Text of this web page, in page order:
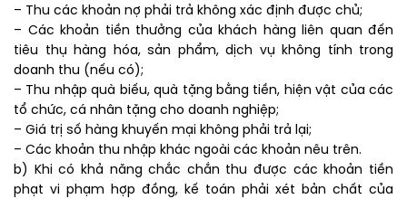
– Thu các khoản nợ phải trả không xác định được chủ;
– Các khoản tiền thưởng của khách hàng liên quan đến
tiêu thụ hàng hóa, sản phẩm, dịch vụ không tính trong
doanh thu (nếu có);
– Thu nhập quà biếu, quà tặng bằng tiền, hiện vật của các
tổ chức, cá nhân tặng cho doanh nghiệp;
– Giá trị số hàng khuyến mại không phải trả lại;
– Các khoản thu nhập khác ngoài các khoản nêu trên.
b) Khi có khả năng chắc chắn thu được các khoản tiền
phạt vi phạm hợp đồng, kế toán phải xét bản chất của